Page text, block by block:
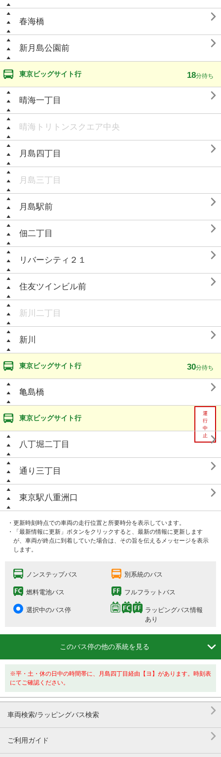
春海橋 
新月島公園前 
東京ビッグサイト行 18分待ち
晴海一丁目 
晴海トリトンスクエア中央
月島四丁目 
月島三丁目
月島駅前 
佃二丁目 
リバーシティ２１ 
住友ツインビル前 
新川二丁目
新川 
東京ビッグサイト行 30分待ち
亀島橋 
東京ビッグサイト行
運
行
中
止
八丁堀二丁目 
通り三丁目 
東京駅八重洲口 
・更新時刻時点での車両の走行位置と所要時分を表示しています。
・「最新情報に更新」ボタンをクリックすると、最新の情報に更新します
が、車両が終点に到着していた場合は、その旨を伝えるメッセージを表示
します。
ノンステップバス 別系統のバス
燃料電池バス フルフラットバス
選択中のバス停
ラッピングバス情報
あり
このバス停の他の系統を見る 
※平・土・休の日中の時間帯に、月島四丁目経由【ヨ】があります。時刻表
にてご確認ください。
車両検索/ラッピングバス検索 
ご利用ガイド
